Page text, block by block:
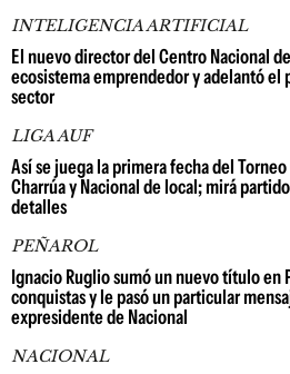
INTELIGENCIA ARTIFICIAL
El nuevo director del Centro Nacional
ecosistema emprendedor y adelantó el
sector
LIGA AUF
Así se juega la primera fecha del
Charrúa y Nacional de local; mirá
detalles
PEÑAROL
Ignacio Ruglio sumó un nuevo título en
conquistas y le pasó un particular
expresidente de Nacional
NACIONAL